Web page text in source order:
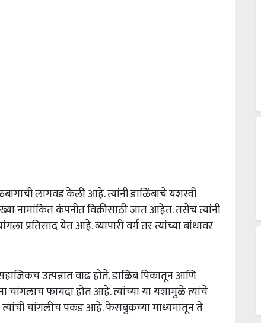
लागवड केली आहे. त्यांनी डाळिंबाचे यशस्वी
नामांकित कंपनीत विक्रीसाठी जात आहेत. तसेच त्यांनी
प्रतिसाद येत आहे. व्यापारी वर्ग तर त्यांच्या बांधावर
उत्पन्नात वाढ होते. डाळिंब पिकातून आणि
चांगलाच फायदा होत आहे. त्यांच्या या यशामुळे त्यांचे
चांगलीच पकड आहे. फेसबुकच्या माध्यमातून ते